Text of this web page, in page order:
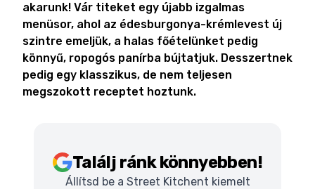
akarunk! Vár titeket egy újabb izgalmas
menüsor, ahol az édesburgonya-krémlevest új
szintre emeljük, a halas főételünket pedig
könnyű, ropogós panírba bújtatjuk. Desszertnek
pedig egy klasszikus, de nem teljesen
megszokott receptet hoztunk.
Találj ránk könnyebben!
Állítsd be a Street Kitchent kiemelt